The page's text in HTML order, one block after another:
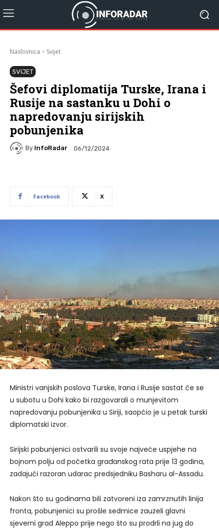
Naslovnica Svijet
SVIJET
Šefovi diplomatija Turske, Irana i
Rusije na sastanku u Dohi o
napredovanju sirijskih
pobunjenika
By InfoRadar 06/12/2024
Facebook X
Ministri vanjskih poslova Turske, Irana i Rusije sastat će se
u subotu u Dohi kako bi razgovarali o munjevitom
napredovanju pobunjenika u Siriji, saopćio je u petak turski
diplomatski izvor.
Sirijski pobunjenici ostvarili su svoje najveće uspjehe na
bojnom polju od početka građanskog rata prije 13 godina,
zadajući razoran udarac predsjedniku Basharu al-Assadu.
Nakon što su godinama bili zatvoreni iza zamrznutih linija
fronta, pobunjenici su prošle sedmice zauzeli glavni
sjeverni grad Aleppo prije nego što su prodrli na jug do